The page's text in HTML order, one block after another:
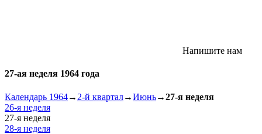
Напишите нам
27-ая неделя 1964 года
Календарь 1964→ 2-й квартал→Июнь→27-я неделя
26-я неделя
27-я неделя
28-я неделя